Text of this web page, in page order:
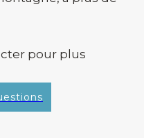
pour plus